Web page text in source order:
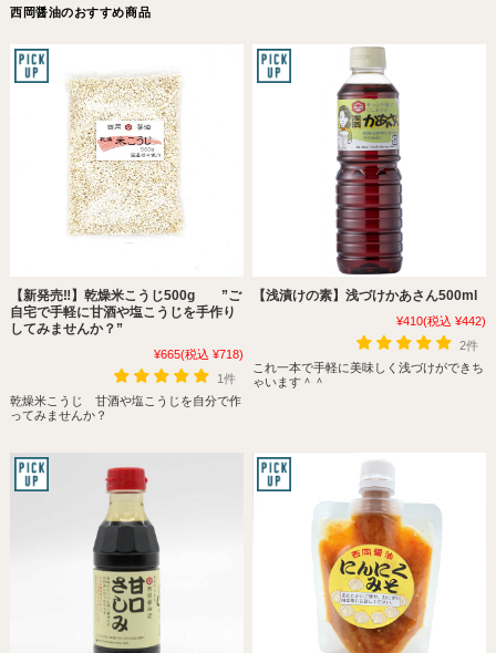
西岡醤油のおすすめ商品
【新発売‼】乾燥米こうじ500g ”ご
自宅で手軽に甘酒や塩こうじを手作り
してみませんか？”
¥665(税込 ¥718)
1件
乾燥米こうじ 甘酒や塩こうじを自分で作
ってみませんか？
【浅漬けの素】浅づけかあさん500ml
¥410(税込 ¥442)
2件
これ一本で手軽に美味しく浅づけができち
ゃいます＾＾